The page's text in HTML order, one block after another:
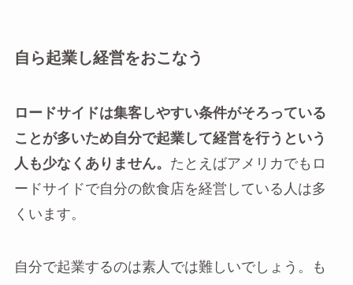
自ら起業し経営をおこなう
ロードサイドは集客しやすい条件がそろっている
ことが多いため自分で起業して経営を行うという
人も少なくありません。 たとえばアメリカでもロ
ードサイドで自分の飲食店を経営している人は多
くいます。
自分で起業するのは素人では難しいでしょう。も